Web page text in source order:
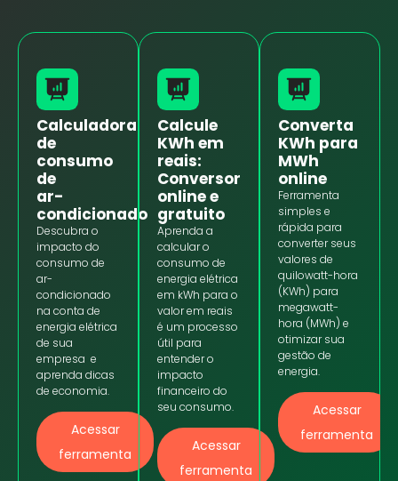
Calculadora
de
consumo
de
ar-
condicionado
Descubra o
impacto do
consumo de
ar-
condicionado
na conta de
energia elétrica
de sua
empresa e
aprenda dicas
de economia.
Acessar
ferramenta
Calcule
KWh em
reais:
Conversor
online e
gratuito
Aprenda a
calcular o
consumo de
energia elétrica
em kWh para o
valor em reais
é um processo
útil para
entender o
impacto
financeiro do
seu consumo.
Acessar
ferramenta
Converta
KWh para
MWh
online
Ferramenta
simples e
rápida para
converter seus
valores de
quilowatt-hora
(KWh) para
megawatt-
hora (MWh) e
otimizar sua
gestão de
energia.
Acessar
ferramenta